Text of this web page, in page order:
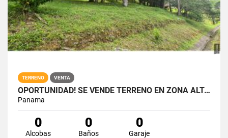
TERRENO VENTA
OPORTUNIDAD! SE VENDE TERRENO EN ZONA ALTA DE ALTOS DEL MARIA
Panama
0
Alcobas
0
Baños
0
Garaje